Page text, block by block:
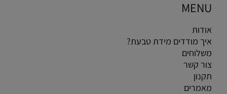
MENU
אודות
איך מודדים מידת טבעת?
משלוחים
צור קשר
תקנון
מאמרים